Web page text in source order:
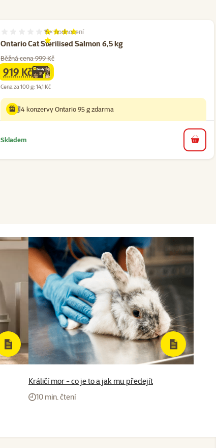
Ontario Cat Sterilised Salmon 6,5 kg
Hodnocení 97%, počet hodnocení: 15
15×hodnocení
Běžná cena 999 Kč
familycena
919 Kč
Cena za 100 g: 14,1 Kč
4 konzervy Ontario 95 g zdarma
Skladem do
Králičí mor - co je to a jak mu předejít
10 min. čtení